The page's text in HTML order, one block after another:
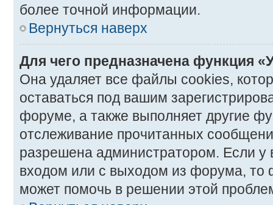
более точной информации.
Вернуться наверх
Для чего предназначена функция
Она удаляет все файлы cookies,
оставаться под вашим
форуме, а также выполняет другие
отслеживание прочитанных
разрешена администратором. Если
входом или с выходом из форума, то
может помочь в решении этой